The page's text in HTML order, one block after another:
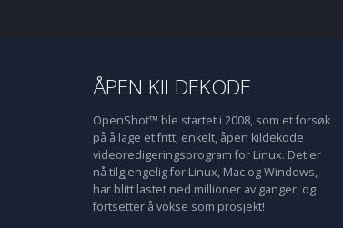
ÅPEN KILDEKODE
OpenShot™ ble startet i 2008, som et forsøk
på å lage et fritt, enkelt, åpen kildekode
videoredigeringsprogram for Linux. Det er
nå tilgjengelig for Linux, Mac og Windows,
har blitt lastet ned millioner av ganger, og
fortsetter å vokse som prosjekt!